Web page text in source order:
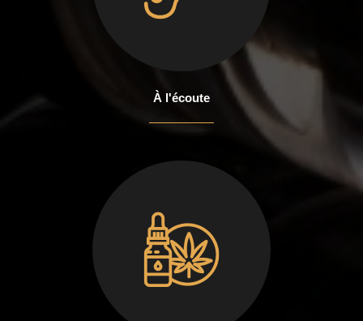
À l'écoute